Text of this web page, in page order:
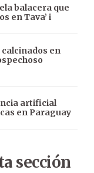
balacera que
en Tava’ i
en
artificial
en Paraguay
sección